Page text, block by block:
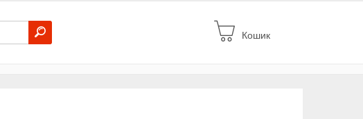
Кошик